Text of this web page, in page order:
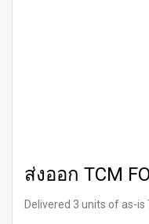
ส่งออก TCM
Delivered 3 units of as-